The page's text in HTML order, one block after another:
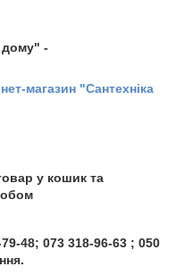
дому" -
магазин "Сантехніка
у кошик та
48; 073 318-96-63 ; 050